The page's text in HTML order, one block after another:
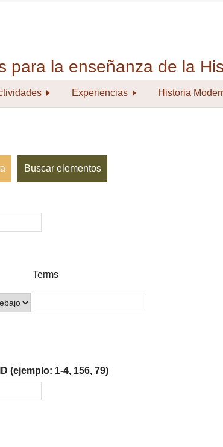
Experiencias Historia
Buscar elementos
Terms
(ejemplo: 1-4, 156, 79)